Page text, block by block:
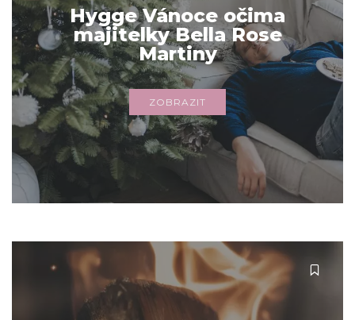
Hygge Vánoce očima
majitelky Bella Rose
Martiny
ZOBRAZIT